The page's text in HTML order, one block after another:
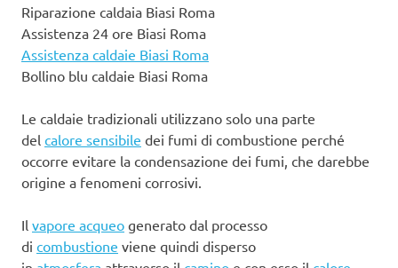
Riparazione caldaia Biasi Roma
Assistenza 24 ore Biasi Roma
Assistenza caldaie Biasi Roma
Bollino blu caldaie Biasi Roma
Le caldaie tradizionali utilizzano solo una parte
del calore sensibile dei fumi di combustione perché
occorre evitare la condensazione dei fumi, che darebbe
origine a fenomeni corrosivi.
Il vapore acqueo generato dal processo
di combustione viene quindi disperso